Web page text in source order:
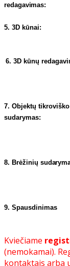
redagavimas:
5. 3D kūnai:
6. 3D kūnų
7. Objektų
sudarymas:
8. Brėžinių
9. Spausdinimas
Kviečiame
(nemokamai).
kontaktais arba